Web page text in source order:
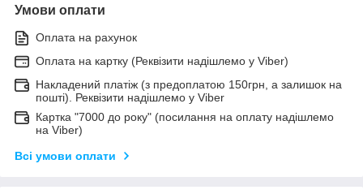
Умови оплати
Оплата на рахунок
Оплата на картку (Реквізити надішлемо у Viber)
Накладений платіж (з предоплатою 150грн, а залишок на
пошті). Реквізити надішлемо у Viber
Картка "7000 до року" (посилання на оплату надішлемо
на Viber)
Всі умови оплати